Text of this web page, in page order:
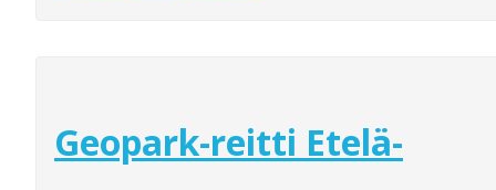
Geopark-reitti Etelä-